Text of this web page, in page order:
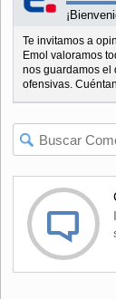
Te invitamos a
Emol valoramos
nos guardamos el
ofensivas.